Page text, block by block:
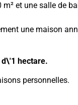
et une salle de
une maison
hectare.
personnelles.